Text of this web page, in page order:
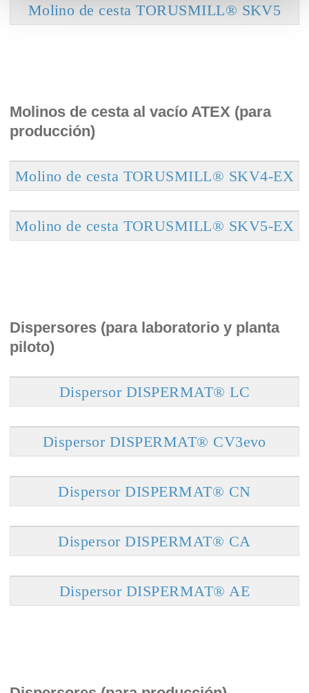
Molino de cesta TORUSMILL® SKV5
Molinos de cesta al vacío ATEX (para
producción)
Molino de cesta TORUSMILL® SKV4-EX
Molino de cesta TORUSMILL® SKV5-EX
Dispersores (para laboratorio y planta
piloto)
Dispersor DISPERMAT® LC
Dispersor DISPERMAT® CV3evo
Dispersor DISPERMAT® CN
Dispersor DISPERMAT® CA
Dispersor DISPERMAT® AE